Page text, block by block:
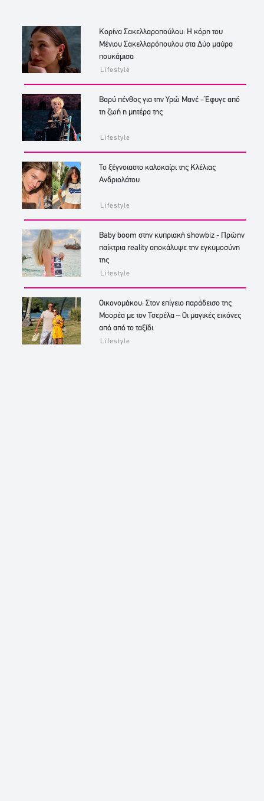
Κορίνα Σακελλαροπούλου: Η κόρη του
Μένιου Σακελλαρόπουλου στα Δύο μαύρα
πουκάμισα
Lifestyle
Βαρύ πένθος για την Υρώ Μανέ - Έφυγε από
τη ζωή η μητέρα της
Lifestyle
Το ξέγνοιαστο καλοκαίρι της Κλέλιας
Ανδριολάτου
Lifestyle
Baby boom στην κυπριακή showbiz - Πρώην
παίκτρια reality αποκάλυψε την εγκυμοσύνη
της
Lifestyle
Οικονομάκου: Στον επίγειο παράδεισο της
Μοορέα με τον Τσερέλα – Οι μαγικές εικόνες
από από το ταξίδι
Lifestyle